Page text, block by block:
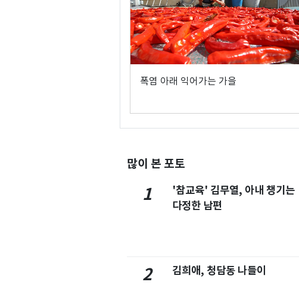
폭염 아래 익어가는 가을
많이 본 포토
1
'참교육' 김무열, 아내 챙기는
다정한 남편
2 김희애, 청담동 나들이